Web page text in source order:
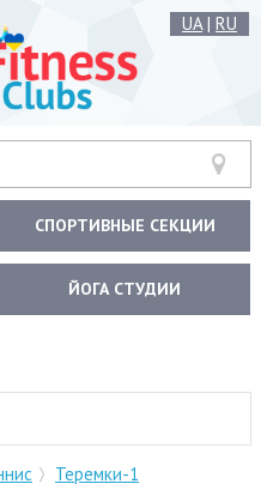
UA| RU
СПОРТИВНЫЕ СЕКЦИИ
ЙОГА СТУДИИ
Теремки-1